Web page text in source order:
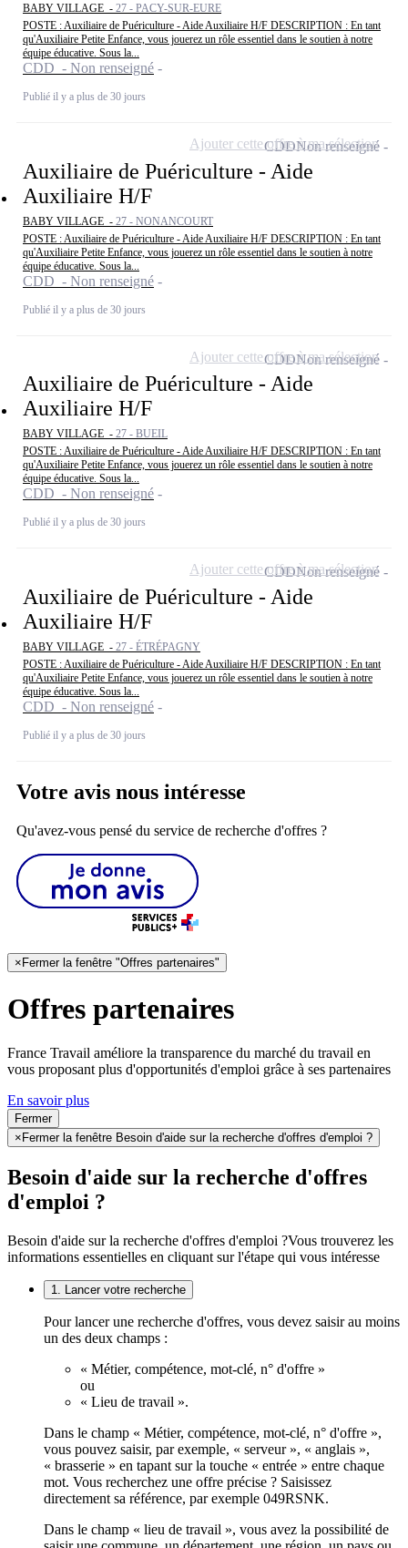
BABY VILLAGE - 27 - PACY-SUR-EURE
POSTE : Auxiliaire de Puériculture - Aide Auxiliaire H/F DESCRIPTION : En tant
qu'Auxiliaire Petite Enfance, vous jouerez un rôle essentiel dans le soutien à notre
équipe éducative. Sous la...
CDD - Non renseigné
Publié il y a plus de 30 jours
Auxiliaire de Puériculture - Aide
Auxiliaire H/F
BABY VILLAGE - 27 - NONANCOURT
POSTE : Auxiliaire de Puériculture - Aide Auxiliaire H/F DESCRIPTION : En tant
qu'Auxiliaire Petite Enfance, vous jouerez un rôle essentiel dans le soutien à notre
équipe éducative. Sous la...
CDD - Non renseigné
Publié il y a plus de 30 jours
CDDNon renseigné
Ajouter cette offre à ma sélection
Auxiliaire de Puériculture - Aide
Auxiliaire H/F
BABY VILLAGE - 27 - BUEIL
POSTE : Auxiliaire de Puériculture - Aide Auxiliaire H/F DESCRIPTION : En tant
qu'Auxiliaire Petite Enfance, vous jouerez un rôle essentiel dans le soutien à notre
équipe éducative. Sous la...
CDD - Non renseigné
Publié il y a plus de 30 jours
CDDNon renseigné
Ajouter cette offre à ma sélection
Auxiliaire de Puériculture - Aide
Auxiliaire H/F
BABY VILLAGE - 27 - ÉTRÉPAGNY
POSTE : Auxiliaire de Puériculture - Aide Auxiliaire H/F DESCRIPTION : En tant
qu'Auxiliaire Petite Enfance, vous jouerez un rôle essentiel dans le soutien à notre
équipe éducative. Sous la...
CDD - Non renseigné
Publié il y a plus de 30 jours
CDDNon renseigné
Ajouter cette offre à ma sélection
Votre avis nous intéresse
Qu'avez-vous pensé du service de recherche d'offres ?
× Fermer la fenêtre "Offres partenaires"
Offres partenaires
France Travail améliore la transparence du marché du travail en
vous proposant plus d'opportunités d'emploi grâce à ses partenaires
En savoir plus
Fermer
× Fermer la fenêtre Besoin d'aide sur la recherche d'offres d'emploi ?
Besoin d'aide sur la recherche d'offres
d'emploi ?
Besoin d'aide sur la recherche d'offres d'emploi ?Vous trouverez les
informations essentielles en cliquant sur l'étape qui vous intéresse
1. Lancer votre recherche
Pour lancer une recherche d'offres, vous devez saisir au moins
un des deux champs :
« Métier, compétence, mot-clé, n° d'offre »
ou
« Lieu de travail ».
Dans le champ « Métier, compétence, mot-clé, n° d'offre »,
vous pouvez saisir, par exemple, « serveur », « anglais »,
« brasserie » en tapant sur la touche « entrée » entre chaque
mot. Vous recherchez une offre précise ? Saisissez
directement sa référence, par exemple 049RSNK.
Dans le champ « lieu de travail », vous avez la possibilité de